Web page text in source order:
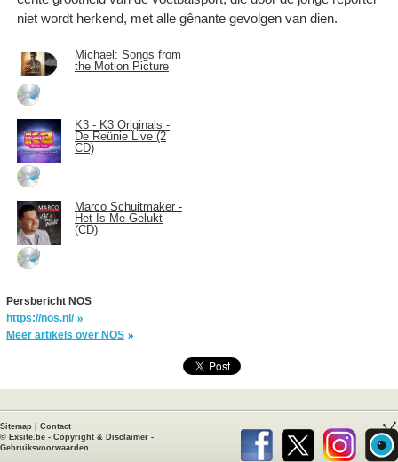
niet wordt herkend, met alle gênante gevolgen van dien.
Michael: Songs from
the Motion Picture
K3 - K3 Originals -
De Reünie Live (2
CD)
Marco Schuitmaker -
Het Is Me Gelukt
(CD)
Persbericht NOS
https://nos.nl/
Meer artikels over NOS
Sitemap
Contact
© Exsite.be - Copyright & Disclaimer -
Gebruiksvoorwaarden